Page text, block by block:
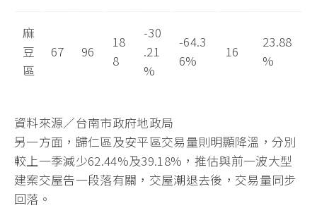
麻
豆
區
67 96
18
8
-30
.21
%
-64.3
6%
16
23.88
%
資料來源／台南市政府地政局
另一方面，歸仁區及安平區交易量則明顯降溫，分別
較上一季減少62.44%及39.18%，推估與前一波大型
建案交屋告一段落有關，交屋潮退去後，交易量同步
回落。